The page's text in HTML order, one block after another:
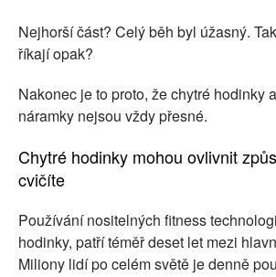
Nejhorší část? Celý běh byl úžasný.
říkají opak?
Nakonec je to proto, že chytré hodinky
náramky nejsou vždy přesné.
Chytré hodinky mohou ovlivnit
cvičíte
Používání nositelných fitness
hodinky, patří téměř deset let mezi
Miliony lidí po celém světě je denně